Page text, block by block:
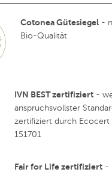
Cotonea Gütesiegel -
Bio-Qualität
IVN BEST zertifiziert -
anspruchsvollster
zertifiziert durch Ecocert
151701
Fair for Life zertifiziert -